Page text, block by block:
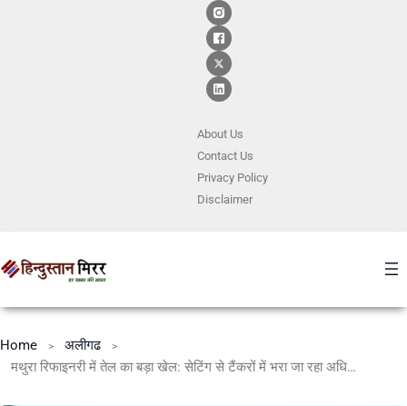
About Us
ContactUs
Privacy Policy
Disclaimer
Home
अलीगढ
मथुरा रिफाइनरी में तेल का बड़ा खेल: सेटिंग से टैंकरों में भरा जा रहा अधिक पेट्रोल-डीजल, अधिकारियों पर भी गिरी गाज